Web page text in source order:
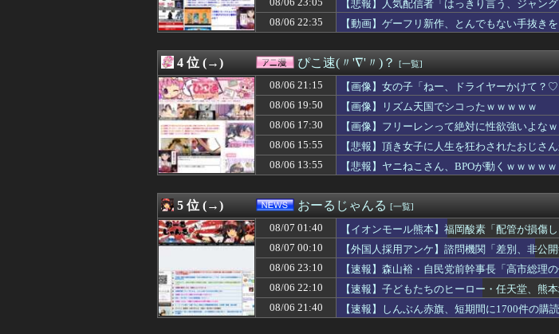
08/07 01:12
近所のコープにいる爺さん、隙あらば他人のカゴに商品を
08/07 01:12
【悲報】防犯カメラにバッチリ映った55歳露出魔「身に覚え
08/07 01:10
【画像】爆乳素人JKさん、限界突破ｗｗｗwｗｗｗｗｗｗ
08/07 01:10
ジャンポケ斉藤の被害女性「バウムクーヘン売ったりTikTok
08/07 01:09
【政治】れいわ新選組、「いのちの党」に改名
08/07 01:09
【必見】四季凪アキラ：思い出の品を綺麗にしていく。
08/07 01:09
戌亥とことかいうVtuber
08/07 01:09
ミヤネ屋に出演した左派の社会学者、イオン爆発事故の例
08/07 01:06
某ファストフード店で店内で買った水を使って薬を飲んだ
08/07 01:05
【画像】こんなだらしない体型の女子が好きなやついる？
08/07 01:05
【画像】私のパンツギリギリ見えない写真載せるわ⇒ｗｗｗ
08/07 01:04
【悲報】愛煙家・岸谷蘭丸「喫煙者の権利がマジで侵害さ
08/07 01:03
【悲報】小学館、「更生」という概念を否定してしまう
08/07 01:03
反抗期の頃に母に毎日暴言を吐いてた兄が今では兄嫁に「
08/07 01:03
【朗報】ワンピースより面白い漫画、ガチでこの世に存在
【THE 軍国主義】中露軍艦4隻が“日本一周” 防衛省が全航路
08/07 01:01
今始めどきのスマホゲームなにかある？
08/07 01:00
超人気Vチューバーのはちみつパン一部店舗だけなのか…絶
08/07 01:00
「期待されたほどの成果ない」 ゼレンスキー氏が日本の支
08/07 01:00
高校生の時、大企業の男に悪質な痴漢をされた。男「冤罪
【悲報】人気配信者「はっきり言う、ジャ
08/06 22:35
【動画】ゲーフリ新作、とんでもない手抜き
4 位 (→) ぴこ速(〃'∇'〃)？ [一覧]
08/06 21:15
【画像】女の子「ねー、ドライヤーかけて？♡
08/06 19:50
【画像】リズム天国でシコったｗｗｗｗｗ
08/06 17:30
【画像】フリーレンって絶対に性欲強いよな
08/06 15:55
【悲報】頂き女子に人生を狂わされたおじさ
08/06 13:55
【悲報】ヤニねこさん、BPOが動くｗｗｗｗｗ
5 位 (→) おーるじゃんる [一覧]
08/07 01:40
【イオンモール熊本】福岡酸素「配管が損傷
08/07 00:10
【外国人採用アンケ】諮問機関「差別、非公
08/06 23:10
【速報】森山裕・自民党前幹事長「高市総理
08/06 22:10
【速報】子どもたちのヒーロー・任天堂、熊
08/06 21:40
【速報】しんぶん赤旗、短期間に1700件の